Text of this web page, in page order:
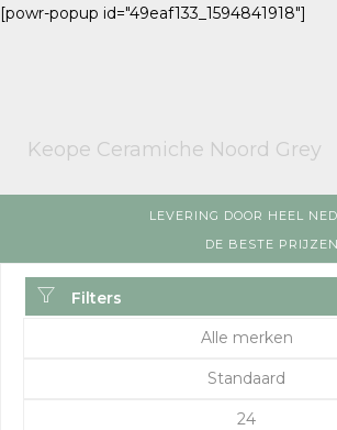
[powr-popup id="49eaf133_1594841918"]
Keope Ceramiche Noord Grey
LEVERING DOOR HEEL
DE BESTE PRIJZEN
Filters
Alle merken
Standaard
24